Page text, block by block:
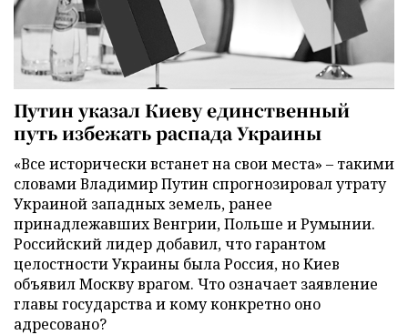
Путин указал Киеву единственный
путь избежать распада Украины
«Все исторически встанет на свои места» – такими
словами Владимир Путин спрогнозировал утрату
Украиной западных земель, ранее
принадлежавших Венгрии, Польше и Румынии.
Российский лидер добавил, что гарантом
целостности Украины была Россия, но Киев
объявил Москву врагом. Что означает заявление
главы государства и кому конкретно оно
адресовано?